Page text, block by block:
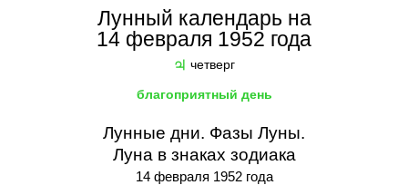
Лунный календарь на
14 февраля 1952 года
♃ четверг
благоприятный день
Лунные дни. Фазы Луны.
Луна в знаках зодиака
14 февраля 1952 года